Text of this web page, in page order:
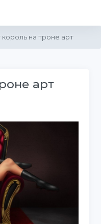
король на троне арт
арт